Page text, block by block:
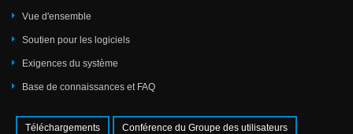
Vue d'ensemble
Soutien pour les logiciels
Exigences du système
Base de connaissances et FAQ
Téléchargements Conférence du Groupe des utilisateurs